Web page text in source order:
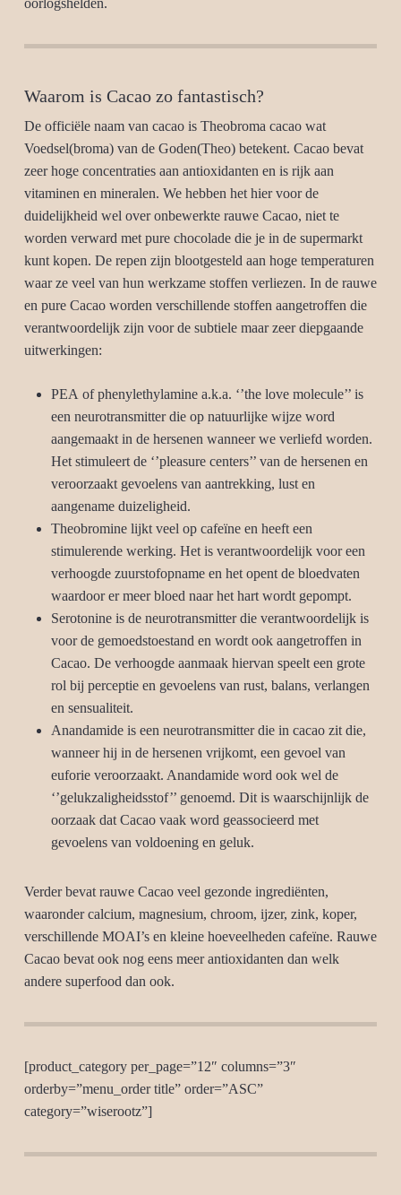
oorlogshelden.
Waarom is Cacao zo fantastisch?
De officiële naam van cacao is Theobroma cacao wat
Voedsel(broma) van de Goden(Theo) betekent. Cacao bevat
zeer hoge concentraties aan antioxidanten en is rijk aan
vitaminen en mineralen. We hebben het hier voor de
duidelijkheid wel over onbewerkte rauwe Cacao, niet te
worden verward met pure chocolade die je in de supermarkt
kunt kopen. De repen zijn blootgesteld aan hoge temperaturen
waar ze veel van hun werkzame stoffen verliezen. In de rauwe
en pure Cacao worden verschillende stoffen aangetroffen die
verantwoordelijk zijn voor de subtiele maar zeer diepgaande
uitwerkingen:
PEA of phenylethylamine a.k.a. ‘’the love molecule’’ is
een neurotransmitter die op natuurlijke wijze word
aangemaakt in de hersenen wanneer we verliefd worden.
Het stimuleert de ‘’pleasure centers’’ van de hersenen en
veroorzaakt gevoelens van aantrekking, lust en
aangename duizeligheid.
Theobrominelijkt veel op cafeïne en heeft een
stimulerende werking. Het is verantwoordelijk voor een
verhoogde zuurstofopname en het opent de bloedvaten
waardoor er meer bloed naar het hart wordt gepompt.
Serotonineis de neurotransmitter die verantwoordelijk is
voor de gemoedstoestand en wordt ook aangetroffen in
Cacao. De verhoogde aanmaak hiervan speelt een grote
rol bij perceptie en gevoelens van rust, balans, verlangen
en sensualiteit.
Anandamideis een neurotransmitter die in cacao zit die,
wanneer hij in de hersenen vrijkomt, een gevoel van
euforie veroorzaakt. Anandamide word ook wel de
‘’gelukzaligheidsstof’’ genoemd. Dit is waarschijnlijk de
oorzaak dat Cacao vaak word geassocieerd met
gevoelens van voldoening en geluk.
Verder bevat rauwe Cacao veel gezonde ingrediënten,
waaronder calcium, magnesium, chroom, ijzer, zink, koper,
verschillende MOAI’s en kleine hoeveelheden cafeïne. Rauwe
Cacao bevat ook nog eens meer antioxidanten dan welk
andere superfood dan ook.
[product_category per_page=”12″ columns=”3″
orderby=”menu_order title” order=”ASC”
category=”wiserootz”]